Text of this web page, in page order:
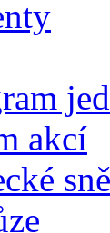
akcí